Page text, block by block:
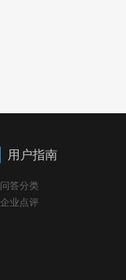
用户指南
问答分类
企业点评